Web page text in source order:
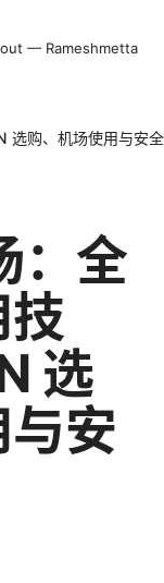
— Rameshmetta
选购、机场使用与安全
：全
选
安